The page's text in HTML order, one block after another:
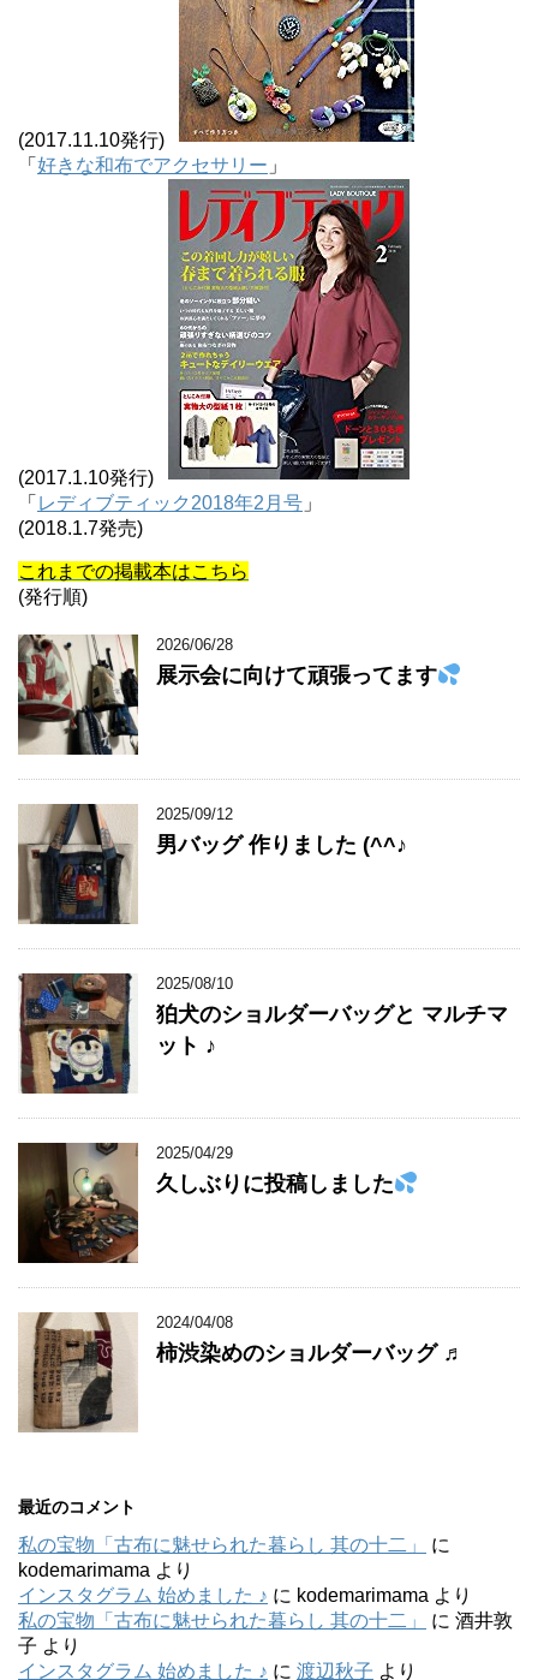
(2017.11.10発行)
「 好きな和布でアクセサリー 」
(2017.1.10発行)
「 レディブティック2018年2月号 」
(2018.1.7発売)
これまでの掲載本はこちら
(発行順)
2026/06/28
展示会に向けて頑張ってます
2025/09/12
男バッグ 作りました (^^♪
2025/08/10
狛犬のショルダーバッグと マルチマ
ット ♪
2025/04/29
久しぶりに投稿しました
2024/04/08
柿渋染めのショルダーバッグ ♬
最近のコメント
私の宝物「古布に魅せられた暮らし 其の十二」
に
kodemarimama より
インスタグラム 始めました ♪ に kodemarimama より
私の宝物「古布に魅せられた暮らし 其の十二」
に 酒井敦
子 より
インスタグラム 始めました ♪ に 渡辺秋子 より